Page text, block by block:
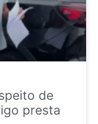
de
presta